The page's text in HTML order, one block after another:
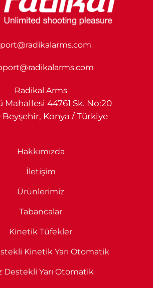
Radikal Arms
Mahallesi 44761 Sk. No:20
Konya / Türkiye
Hakkımızda
İletişim
Ürünlerimiz
Tabancalar
Kinetik Tüfekler
Kinetik Yarı Otomatik
Destekli Yarı Otomatik